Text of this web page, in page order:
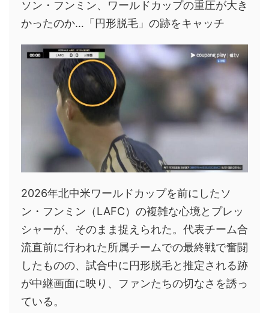
ソン・フンミン、ワールドカップの重圧が大き
かったのか…「円形脱毛」の跡をキャッチ
2026年北中米ワールドカップを前にしたソ
ン・フンミン（LAFC）の複雑な心境とプレッ
シャーが、そのまま捉えられた。代表チーム合
流直前に行われた所属チームでの最終戦で奮闘
したものの、試合中に円形脱毛と推定される跡
が中継画面に映り、ファンたちの切なさを誘っ
ている。